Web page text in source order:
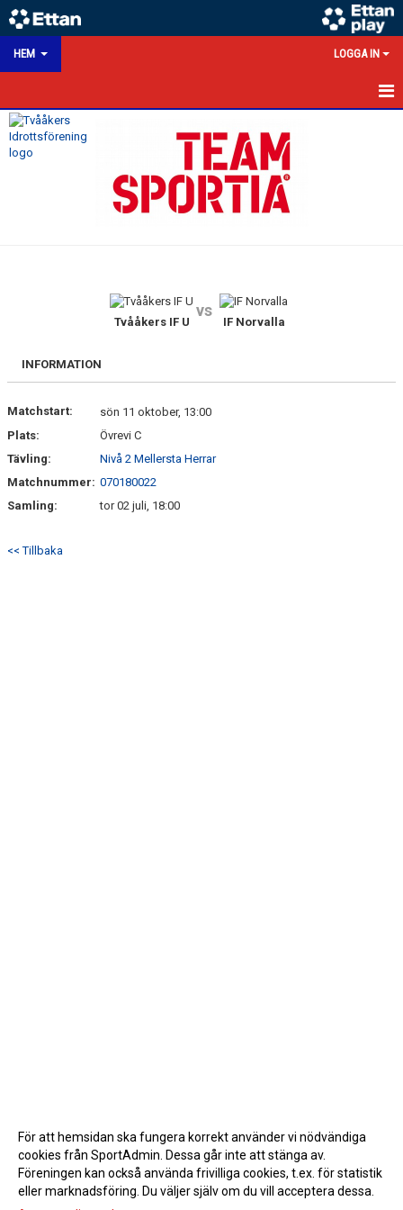
HEM LOGGA IN
HEM
KONTAKT
BILDGALLERI
KLUBBSHOP
Tvååkers IF U
vs
IF Norvalla
INFORMATION
Matchstart:
sön 11 oktober, 13:00
Plats:
Övrevi C
Tävling:
Nivå 2 Mellersta Herrar
Matchnummer: 070180022
Samling:
tor 02 juli, 18:00
<< Tillbaka
För att hemsidan ska fungera korrekt använder vi nödvändiga
cookies från SportAdmin. Dessa går inte att stänga av.
Föreningen kan också använda frivilliga cookies, t.ex. för statistik
eller marknadsföring. Du väljer själv om du vill acceptera dessa.